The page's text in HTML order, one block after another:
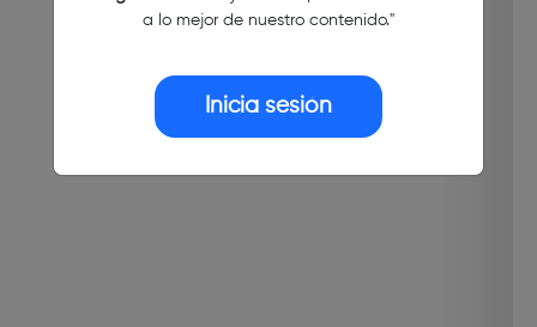
a lo mejor de nuestro contenido."
Inicia sesión